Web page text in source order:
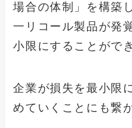
場合の体制」を構築
一リコール製品が発
小限にすることがで
企業が損失を最小限
めていくことにも繋